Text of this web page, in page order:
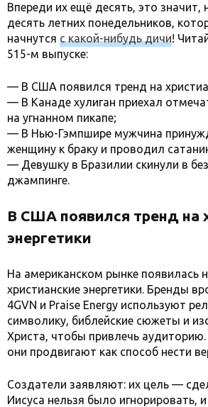
Впереди их ещё десять, это значит,
десять летних понедельников,
начнутся с какой-нибудь дичи!
515-м выпуске:
— В США появился тренд на
— В Канаде хулиган приехал
на угнанном пикапе;
— В Нью-Гэмпшире мужчина
женщину к браку и проводил
— Девушку в Бразилии скинули в
джампинге.
В США появился тренд на
энергетики
На американском рынке
христианские энергетики. Бренды
4GVN и Praise Energy используют
символику, библейские сюжеты и
Христа, чтобы привлечь
они продвигают как способ нести
Создатели заявляют: их цель —
Иисуса нельзя было игнорировать,